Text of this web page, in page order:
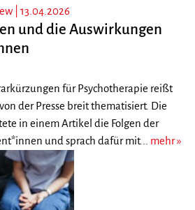
| 13.04.2026
und die Auswirkungen
für Psychotherapie reißt
der Presse breit thematisiert. Die
in einem Artikel die Folgen der
und sprach dafür mit... mehr